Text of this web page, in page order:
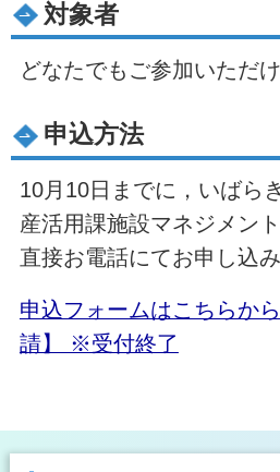
対象者
どなたでもご参加いただけ
申込方法
10月10日までに，いばら
産活用課施設マネジメン
直接お電話にてお申し込み
申込フォームはこちらか
請】 ※受付終了